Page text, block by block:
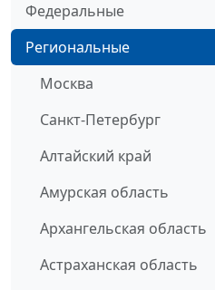
Федеральные
Региональные
Москва
Санкт-Петербург
Алтайский край
Амурская область
Архангельская область
Астраханская область